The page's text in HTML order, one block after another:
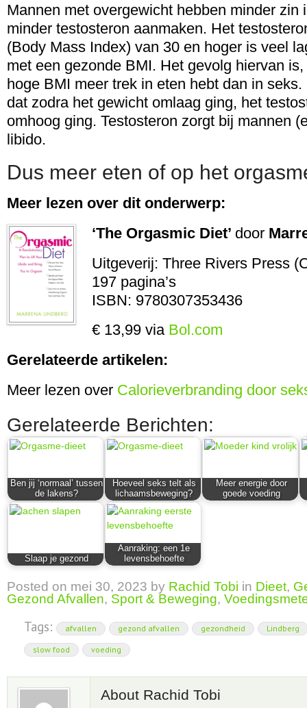
Mannen met overgewicht hebben minder zin
minder testosteron aanmaken. Het
(Body Mass Index) van 30 en hoger is veel
met een gezonde BMI. Het gevolg hiervan
hoge BMI meer trek in eten hebt dan in
dat zodra het gewicht omlaag ging, het
omhoog ging. Testosteron zorgt bij mannen
libido.
Dus meer eten of op het
Meer lezen over dit onderwerp:
‘The Orgasmic Diet’ door
Uitgeverij: Three Rivers Press
197 pagina’s
ISBN: 9780307353436
€ 13,99 via Bol.com
Gerelateerde artikelen:
Meer lezen over Calorieverbranding door
Gerelateerde Berichten:
Ben jij ‘normaal’ tussen
de lakens?
Hoeveel seks telt als
lichaamsbeweging?
Meer energie door
goede voeding
Slaap je gezond
Aanraking: een 1e
levensbehoefte
Posted on mei 30, 2023 by Rachid Tobi in Dieet,
Gezond Afvallen, Sport & Beweging,
Tags: afvallen gezond afvallen gezondheid Lindberg
slow food voeding
About Rachid Tobi